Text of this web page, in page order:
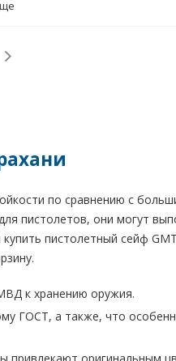
по сравнению с
пистолетов, они могут
пистолетный сейф
к хранению оружия.
ГОСТ, а также, что